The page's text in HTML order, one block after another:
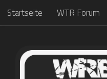
Zum Inhalt springen
Startseite WTR Forum